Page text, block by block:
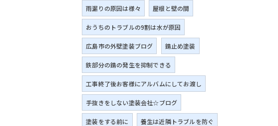
雨漏りの原因は様々 屋根と壁の間
おうちのトラブルの9割は水が原因
広島市の外壁塗装ブログ 錆止め塗装
鉄部分の錆の発生を抑制できる
工事終了後お客様にアルバムにしてお渡し
手抜きをしない塗装会社☆ブログ
塗装をする前に 養生は近隣トラブルを防ぐ